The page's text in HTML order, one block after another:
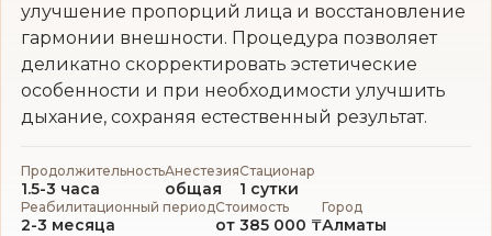
улучшение пропорций лица и восстановление
гармонии внешности. Процедура позволяет
деликатно скорректировать эстетические
особенности и при необходимости улучшить
дыхание, сохраняя естественный результат.
Продолжительность
1.5-3 часа
Анестезия
общая
Стационар
1 сутки
Реабилитационный период
2-3 месяца
Стоимость
от 385 000 ₸
Город
Алматы